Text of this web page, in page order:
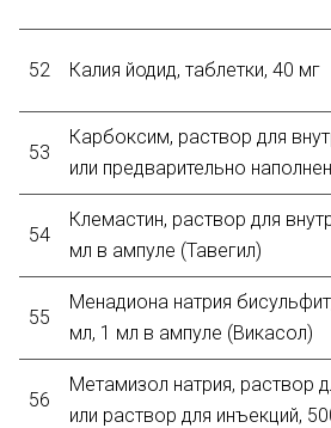
52 Калия йодид, таблетки, 40 мг
53
Карбоксим, раствор для
или предварительно
54
Клемастин, раствор для
мл в ампуле (Тавегил)
55
Менадиона натрия
мл, 1 мл в ампуле (Викасол)
56
Метамизол натрия, раствор
или раствор для инъекций,